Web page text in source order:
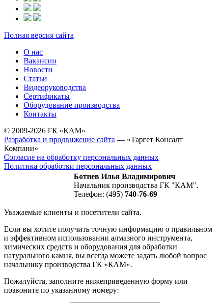
Полная версия сайта
О нас
Вакансии
Новости
Статьи
Видеоруководства
Сертификаты
Оборудование производства
Контакты
© 2009-2026 ГК «КАМ»
Разработка и продвижение сайта — «Таргет Консалт
Компани»
Согласие на обработку персональных данных
Политика обработки персональных данных
Ботнев Илья Владимирович
Начальник производства ГК "КАМ".
Телефон: (495) 740-76-69
Уважаемые клиенты и посетители сайта.
Если вы хотите получить точную информацию о правильном
и эффективном использовании алмазного инструмента,
химических средств и оборудования для обработки
натурального камня, вы всегда можете задать любой вопрос
начальнику производства ГК «КАМ».
Пожалуйста, заполните нижеприведенную форму или
позвоните по указанному номеру: